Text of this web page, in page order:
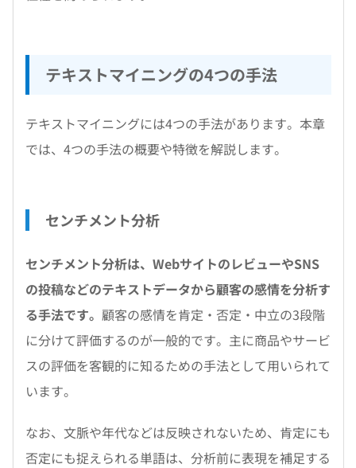
テキストマイニングの4つの手法
テキストマイニングには4つの手法があります。本章
では、4つの手法の概要や特徴を解説します。
センチメント分析
センチメント分析は、WebサイトのレビューやSNS
の投稿などのテキストデータから顧客の感情を分析す
る手法です。 顧客の感情を肯定・否定・中立の3段階
に分けて評価するのが一般的です。主に商品やサービ
スの評価を客観的に知るための手法として用いられて
います。
なお、文脈や年代などは反映されないため、肯定にも
否定にも捉えられる単語は、分析前に表現を補足する